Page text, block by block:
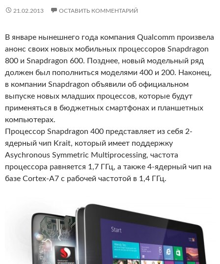
21.02.2013 ОСТАВИТЬ КОММЕНТАРИЙ
В январе нынешнего года компания Qualcomm произвела
анонс своих новых мобильных процессоров Snapdragon
800 и Snapdragon 600. Позднее, новый модельный ряд
должен был пополниться моделями 400 и 200. Наконец,
в компании Snapdragon объявили об официальном
выпуске новых младших процессов, которые будут
применяться в бюджетных смартфонах и планшетных
компьютерах.
Процессор Snapdragon 400 представляет из себя 2-
ядерный чип Krait, который имеет поддержку
Asychronous Symmetric Multiprocessing, частота
процессора равняется 1,7 ГГц, а также 4-ядерный чип на
базе Cortex-A7 с рабочей частотой в 1,4 ГГц.